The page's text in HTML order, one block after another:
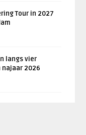
Tour in 2027
langs vier
najaar 2026